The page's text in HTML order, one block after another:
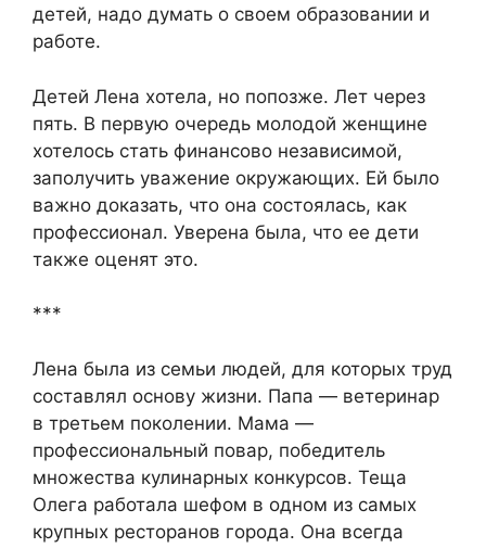
детей, надо думать о своем образовании и
работе.
Детей Лена хотела, но попозже. Лет через
пять. В первую очередь молодой женщине
хотелось стать финансово независимой,
заполучить уважение окружающих. Ей было
важно доказать, что она состоялась, как
профессионал. Уверена была, что ее дети
также оценят это.
***
Лена была из семьи людей, для которых труд
составлял основу жизни. Папа — ветеринар
в третьем поколении. Мама —
профессиональный повар, победитель
множества кулинарных конкурсов. Теща
Олега работала шефом в одном из самых
крупных ресторанов города. Она всегда